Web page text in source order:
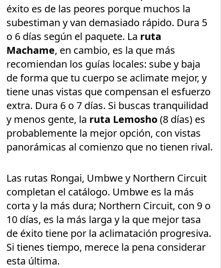
éxito es de las peores porque muchos la
subestiman y van demasiado rápido. Dura 5
o 6 días según el paquete. La ruta
Machame, en cambio, es la que más
recomiendan los guías locales: sube y baja
de forma que tu cuerpo se aclimate mejor, y
tiene unas vistas que compensan el esfuerzo
extra. Dura 6 o 7 días. Si buscas tranquilidad
y menos gente, la ruta Lemosho(8 días) es
probablemente la mejor opción, con vistas
panorámicas al comienzo que no tienen rival.
Las rutas Rongai, Umbwe y Northern Circuit
completan el catálogo. Umbwe es la más
corta y la más dura; Northern Circuit, con 9 o
10 días, es la más larga y la que mejor tasa
de éxito tiene por la aclimatación progresiva.
Si tienes tiempo, merece la pena considerar
esta última.